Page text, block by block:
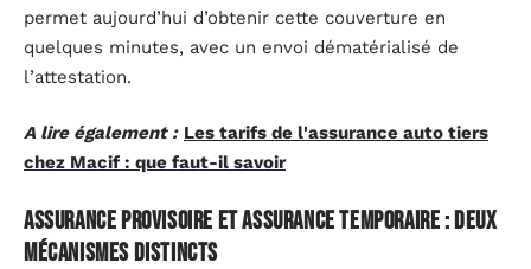
permet aujourd’hui d’obtenir cette couverture en
quelques minutes, avec un envoi dématérialisé de
l’attestation.
A lire également : Les tarifs de l'assurance auto tiers
chez Macif : que faut-il savoir
Assurance provisoire et assurance temporaire : deux
mécanismes distincts